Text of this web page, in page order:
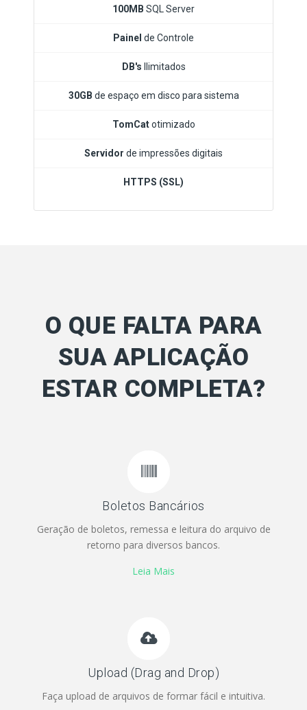
100MB SQL Server
Painel de Controle
DB's Ilimitados
30GB de espaço em disco para sistema
TomCatotimizado
Servidor de impressões digitais
HTTPS (SSL)
O QUE FALTA PARA
SUA APLICAÇÃO
ESTAR COMPLETA?
Boletos Bancários
Geração de boletos, remessa e leitura do arquivo de
retorno para diversos bancos.
Leia Mais
Upload (Drag and Drop)
Faça upload de arquivos de formar fácil e intuitiva.